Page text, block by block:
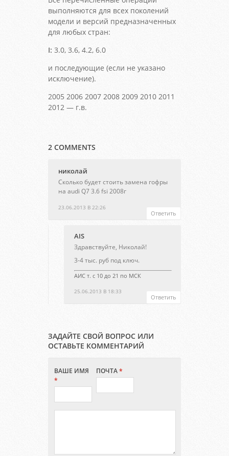
выполняются для всех поколений
модели и версий предназначенных
для любых стран:
I: 3.0, 3.6, 4.2, 6.0
и последующие (если не указано
исключение).
2005 2006 2007 2008 2009 2010 2011
2012 — г.в.
2 COMMENTS
николай
23.06.2013 В 22:26
Сколько будет стоить замена гофры
на audi Q7 3.6 fsi 2008г
Ответить
AIS
25.06.2013 В 18:33
Здравствуйте, Николай!
3-4 тыс. руб под ключ.
АИС т. с 10 до 21 по МСК
Ответить
ЗАДАЙТЕ СВОЙ ВОПРОС ИЛИ
ОСТАВЬТЕ КОММЕНТАРИЙ
ВАШЕ ИМЯ
*
ПОЧТА*